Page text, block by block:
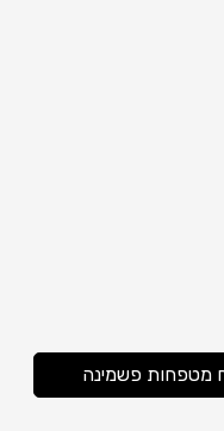
מטפחות פשמינה